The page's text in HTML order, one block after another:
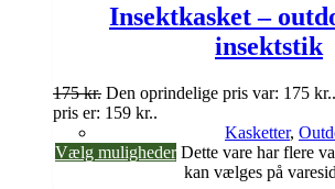
Insektkasket –
insektstik
175kr. Den oprindelige pris var: 175 kr..
pris er: 159 kr..
Kasketter,
Vælg muligheder Dette vare har flere
kan vælges på